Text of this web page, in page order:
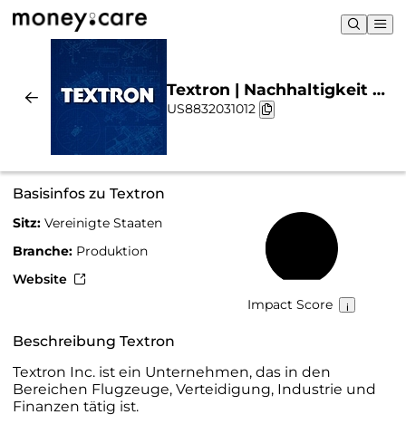
Textron | Nachhaltigkeit &
Chart
US8832031012
Basisinfos zu Textron
Sitz: Vereinigte Staaten
Branche: Produktion
Website
Impact Score
Beschreibung Textron
Textron Inc. ist ein Unternehmen, das in den
Bereichen Flugzeuge, Verteidigung, Industrie und
Finanzen tätig ist.